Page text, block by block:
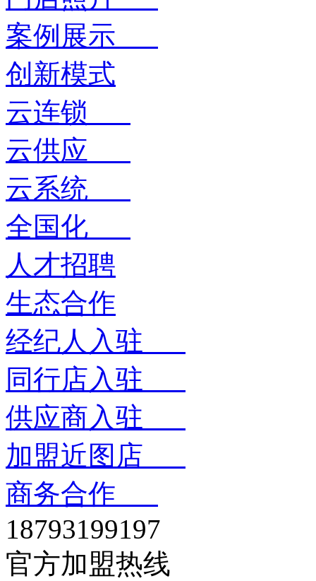
案例展示
创新模式
云连锁
云供应
云系统
全国化
人才招聘
生态合作
经纪人入驻
同行店入驻
供应商入驻
加盟近图店
商务合作
18793199197
官方加盟热线